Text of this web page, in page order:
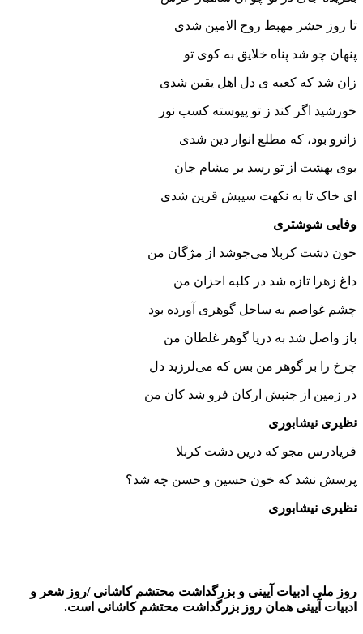
تا روز حشر مهبط روح الامین شدی
پنهان چو شد پناه خلایق به کوی تو
زان شد که کعبه ی دل اهل یقین شدی
خورشید اگر کند ز تو پیوسته کسب نور
زانرو بود، که مطلع انوار دین شدی
بوی بهشت از تو رسد بر مشام جان
ای خاک تا به نکهت سیبش قرین شدی
وفایی شوشتری
خون دشت کربلا می‌جوشد از مژگان من
داغ زهرا تازه شد در کلبه احزان من
چشم غواصم به ساحل گوهری آورده بود
باز واصل شد به دریا گوهر غلطان من
چرخ را بر گوهر من بس که می‌لرزید دل
در زمین از جنبش ارکان فرو شد کان من
نظیری نیشابوری
فریادرس مجو که درین دشت کربلا
پرسش نشد که خون حسین و حسن چه شد؟
نظیری نیشابوری
روز ملی ادبیات آیینی و بزرگداشت محتشم کاشانی /روز شعر و
ادبیات آیینی همان روز بزرگداشت محتشم کاشانی است.